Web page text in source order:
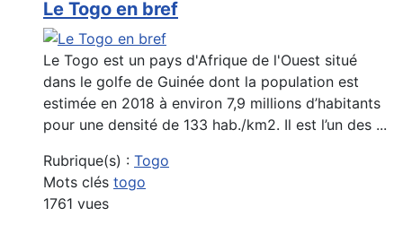
Le Togo en bref
Le Togo est un pays d'Afrique de l'Ouest situé
dans le golfe de Guinée dont la population est
estimée en 2018 à environ 7,9 millions d’habitants
pour une densité de 133 hab./km2. Il est l’un des ...
Rubrique(s) : Togo
Mots clés togo
1761 vues